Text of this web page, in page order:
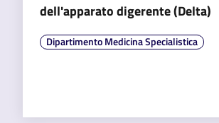
dell'apparato digerente (Delta)
Dipartimento Medicina Specialistica